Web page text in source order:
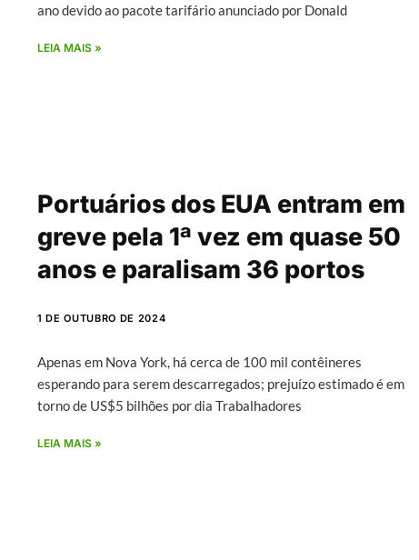
ano devido ao pacote tarifário anunciado por Donald
LEIA MAIS »
Portuários dos EUA entram em
greve pela 1ª vez em quase 50
anos e paralisam 36 portos
1 DE OUTUBRO DE 2024
Apenas em Nova York, há cerca de 100 mil contêineres
esperando para serem descarregados; prejuízo estimado é em
torno de US$5 bilhões por dia Trabalhadores
LEIA MAIS »